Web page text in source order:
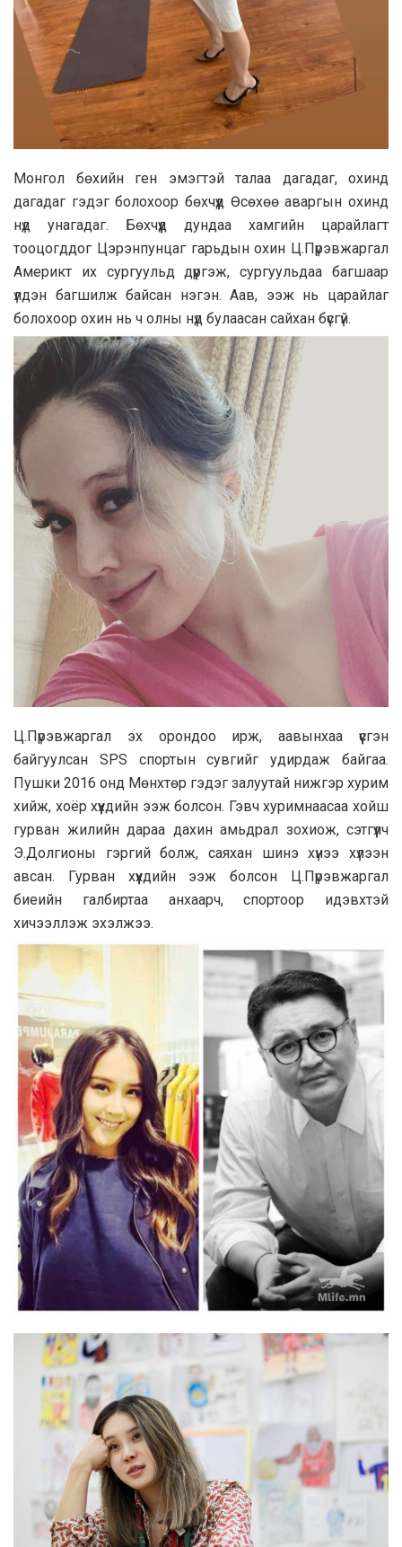
Монгол бөхийн ген эмэгтэй талаа дагадаг, охинд
дагадаг гэдэг болохоор бөхчүүд Өсөхөө аваргын охинд
нүд унагадаг. Бөхчүүд дундаа хамгийн царайлагт
тооцогддог Цэрэнпунцаг гарьдын охин Ц.Пүрэвжаргал
Америкт их сургуульд дүүргэж, сургуульдаа багшаар
үлдэн багшилж байсан нэгэн. Аав, ээж нь царайлаг
болохоор охин нь ч олны нүд булаасан сайхан бүсгүй.
Ц.Пүрэвжаргал эх орондоо ирж, аавынхаа үүсгэн
байгуулсан SPS спортын сувгийг удирдаж байгаа.
Пушки 2016 онд Мөнхтөр гэдэг залуутай нижгэр хурим
хийж, хоёр хүүхдийн ээж болсон. Гэвч хуримнаасаа хойш
гурван жилийн дараа дахин амьдрал зохиож, сэтгүүлч
Э.Долгионы гэргий болж, саяхан шинэ хүнээ хүлээн
авсан. Гурван хүүхдийн ээж болсон Ц.Пүрэвжаргал
биеийн галбиртаа анхаарч, спортоор идэвхтэй
хичээллэж эхэлжээ.